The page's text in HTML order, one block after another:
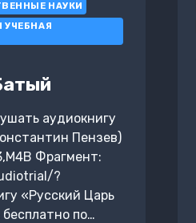
НАУКИ
УЧЕБНАЯ
аудиокнигу
Пензев)
Фрагмент:
?
«Русский Царь
по…